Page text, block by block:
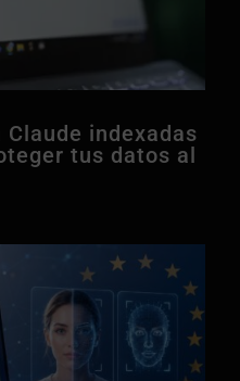
indexadas
tus datos al